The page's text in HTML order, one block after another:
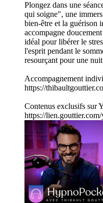
Plongez dans une
qui soigne", une
bien-être et la guérison
accompagne
idéal pour libérer le
l'esprit pendant le
resourçant pour une
Accompagnement
https://
Contenus exclusifs sur
https://